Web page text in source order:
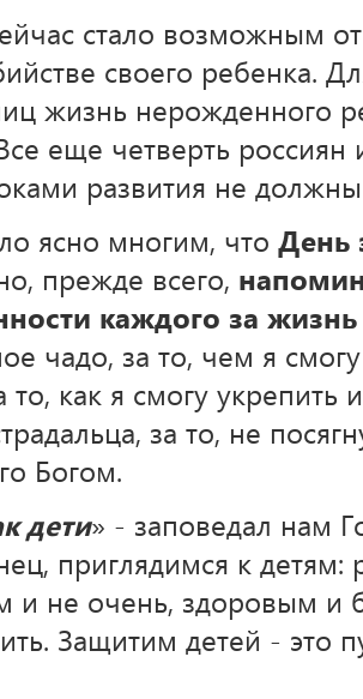
стало возможным
своего ребенка.
жизнь нерожденного
еще четверть россиян
развития не должны
ясно многим, что День
прежде всего,
каждого за
чадо, за то, чем я
то, как я смогу
за то, не
Богом.
дети» - заповедал нам
приглядимся к
и не очень, здоровым
Защитим детей - это